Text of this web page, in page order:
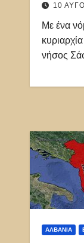
10
Με ένα
νήσος
ΑΛΒΑΝΊΑ